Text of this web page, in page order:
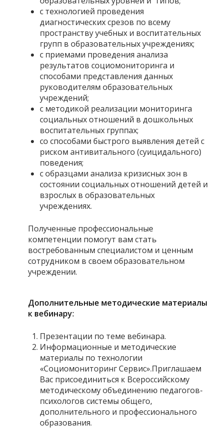
с технологией проведения
диагностических срезов по всему
пространству учебных и воспитательных
групп в образовательных учреждениях;
с приемами проведения анализа
результатов социомониторинга и
способами представления данных
руководителям образовательных
учреждений;
с методикой реализации мониторинга
социальных отношений в дошкольных
воспитательных группах;
со способами быстрого выявления детей с
риском антивитального (суицидального)
поведения;
с образцами анализа кризисных зон в
состоянии социальных отношений детей и
взрослых в образовательных
учреждениях.
Полученные профессиональные
компетенции помогут вам стать
востребованным специалистом и ценным
сотрудником в своем образовательном
учреждении.
Дополнительные методические материалы
к вебинару:
Презентации по теме вебинара.
Информационные и методические
материалы по технологии
«Социомониторинг Сервис».Приглашаем
Вас присоединиться к Всероссийскому
методическому объединению педагогов-
психологов системы общего,
дополнительного и профессионального
образования.